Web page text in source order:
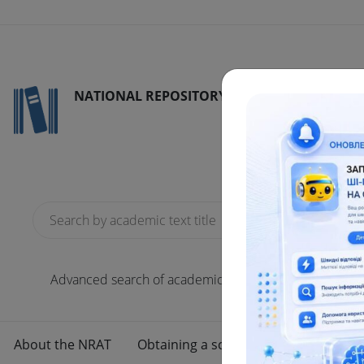
NATIONAL REPOSITORY OF ACADEMIC TEXTS
Advanced search of academic text
Total
About the NRAT Obtaining a scientific degree